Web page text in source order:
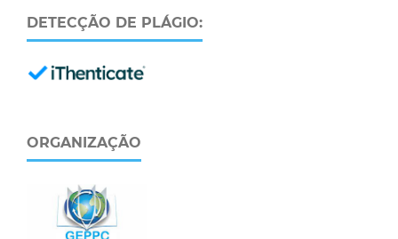
DETECÇÃO DE PLÁGIO:
ORGANIZAÇÃO